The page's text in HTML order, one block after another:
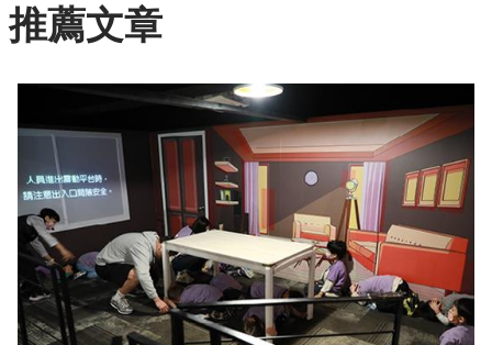
推薦文章